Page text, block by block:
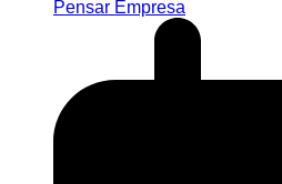
Pensar Empresa